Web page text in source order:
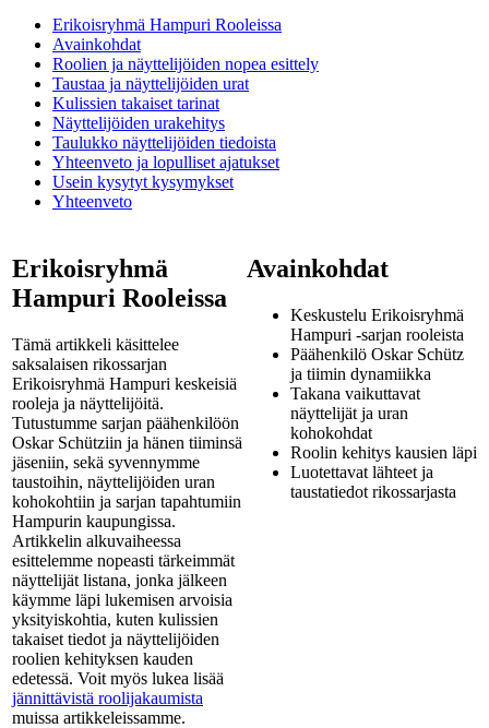
Erikoisryhmä Hampuri Rooleissa
Avainkohdat
Roolien ja näyttelijöiden nopea esittely
Taustaa ja näyttelijöiden urat
Kulissien takaiset tarinat
Näyttelijöiden urakehitys
Taulukko näyttelijöiden tiedoista
Yhteenveto ja lopulliset ajatukset
Usein kysytyt kysymykset
Yhteenveto
Erikoisryhmä
Hampuri Rooleissa
Tämä artikkeli käsittelee
saksalaisen rikossarjan
Erikoisryhmä Hampuri keskeisiä
rooleja ja näyttelijöitä.
Tutustumme sarjan päähenkilöön
Oskar Schütziin ja hänen tiiminsä
jäseniin, sekä syvennymme
taustoihin, näyttelijöiden uran
kohokohtiin ja sarjan tapahtumiin
Hampurin kaupungissa.
Artikkelin alkuvaiheessa
esittelemme nopeasti tärkeimmät
näyttelijät listana, jonka jälkeen
käymme läpi lukemisen arvoisia
yksityiskohtia, kuten kulissien
takaiset tiedot ja näyttelijöiden
roolien kehityksen kauden
edetessä. Voit myös lukea lisää
jännittävistä roolijakaumista
muissa artikkeleissamme.
Avainkohdat
Keskustelu Erikoisryhmä
Hampuri -sarjan rooleista
Päähenkilö Oskar Schütz
ja tiimin dynamiikka
Takana vaikuttavat
näyttelijät ja uran
kohokohdat
Roolin kehitys kausien läpi
Luotettavat lähteet ja
taustatiedot rikossarjasta